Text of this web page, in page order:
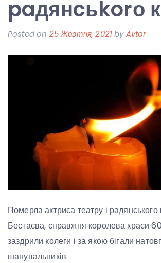
paдянcьkorо
Posted on 25 Жовтня, 2021byAvtor
Померла актриса театру і радянського
Бестаєва, справжня королева краси
заздрили колеги і за якою бігали
шанувальників.